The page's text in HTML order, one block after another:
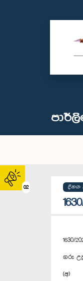
02 දිනය:
1630/
ගරු
(අ)